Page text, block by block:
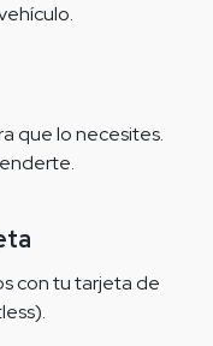
que lo necesites.
con tu tarjeta de